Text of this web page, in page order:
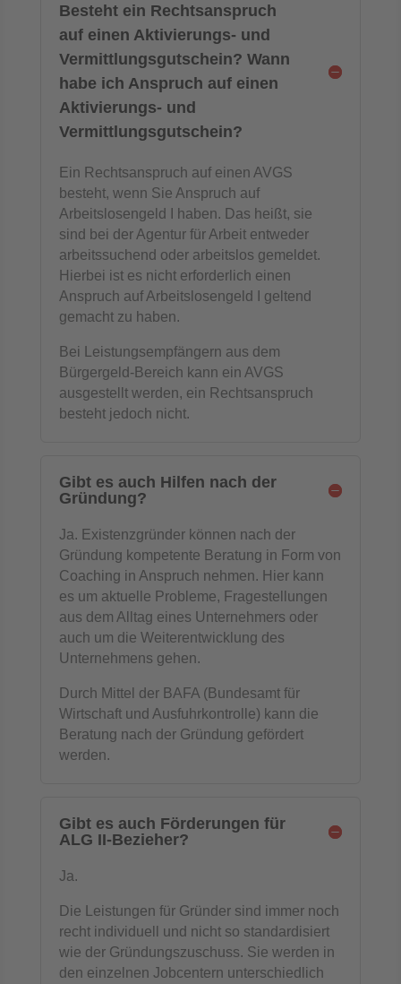
Besteht ein Rechtsanspruch
auf einen Aktivierungs- und
Vermittlungsgutschein? Wann
habe ich Anspruch auf einen
Aktivierungs- und
Vermittlungsgutschein?
Ein Rechtsanspruch auf einen AVGS
besteht, wenn Sie Anspruch auf
Arbeitslosengeld I haben. Das heißt, sie
sind bei der Agentur für Arbeit entweder
arbeitssuchend oder arbeitslos gemeldet.
Hierbei ist es nicht erforderlich einen
Anspruch auf Arbeitslosengeld I geltend
gemacht zu haben.
Bei Leistungsempfängern aus dem
Bürgergeld-Bereich kann ein AVGS
ausgestellt werden, ein Rechtsanspruch
besteht jedoch nicht.
Gibt es auch Hilfen nach der
Gründung?
Ja. Existenzgründer können nach der
Gründung kompetente Beratung in Form von
Coaching in Anspruch nehmen. Hier kann
es um aktuelle Probleme, Fragestellungen
aus dem Alltag eines Unternehmers oder
auch um die Weiterentwicklung des
Unternehmens gehen.
Durch Mittel der BAFA (Bundesamt für
Wirtschaft und Ausfuhrkontrolle) kann die
Beratung nach der Gründung gefördert
werden.
Gibt es auch Förderungen für
ALG II-Bezieher?
Ja.
Die Leistungen für Gründer sind immer noch
recht individuell und nicht so standardisiert
wie der Gründungszuschuss. Sie werden in
den einzelnen Jobcentern unterschiedlich